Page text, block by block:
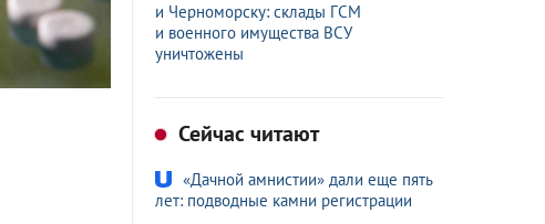
и Черноморску: склады ГСМ
и военного имущества ВСУ
уничтожены
Сейчас читают
«Дачной амнистии» дали еще пять
лет: подводные камни регистрации